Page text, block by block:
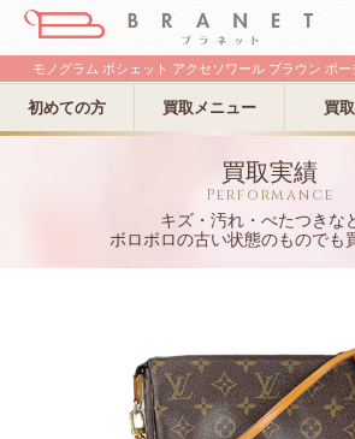
初めての方 買取メニュー 買
モノグラム ポシェット アクセソワール ブラウン ポ
買取実績
Performance
キズ・汚れ・べたつきな
ボロボロの古い状態のものでも